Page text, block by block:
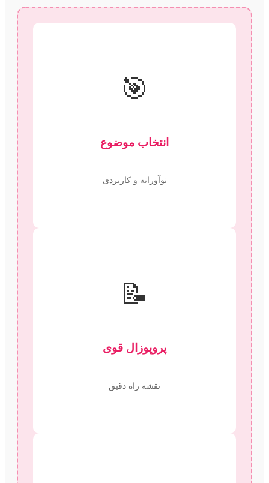
🎯
انتخاب موضوع
نوآورانه و کاربردی
📝
پروپوزال قوی
نقشه راه دقیق